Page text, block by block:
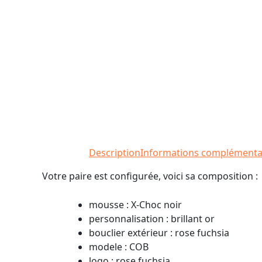
DescriptionInformations
Votre paire est configurée, voici sa composition :
mousse : X-Choc noir
personnalisation : brillant or
bouclier extérieur : rose fuchsia
modele : COB